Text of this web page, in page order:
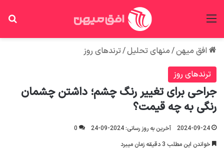
افق میهن/منهای تحلیل/ترندهای روز
ترندهای روز
جراحی برای تغییر رنگ چشم؛ داشتن چشمان
رنگی به چه قیمت؟
2024-09-24 آخرین به روز رسانی: 2024-09-24
0
خواندن این مطلب 3 دقیقه زمان میبرد